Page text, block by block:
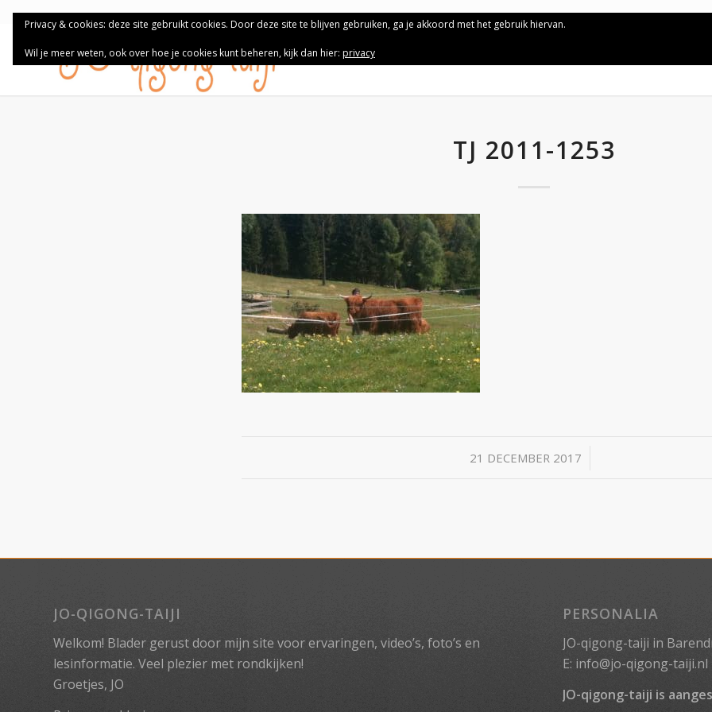
TJ 2011-1253
21 DECEMBER 2017
/
JO-QIGONG-TAIJI
Welkom! Blader gerust door mijn site voor ervaringen, video’s, foto’s en
lesinformatie. Veel plezier met rondkijken!
Groetjes, JO
PERSONALIA
JO-qigong-taiji in
E: info@jo-qigong-taiji.nl
JO-qigong-taiji is
Privacy & cookies: deze site gebruikt cookies. Door deze site te blijven gebruiken, ga je akkoord met het gebruik hiervan.
Wil je meer weten, ook over hoe je cookies kunt beheren, kijk dan hier: privacy